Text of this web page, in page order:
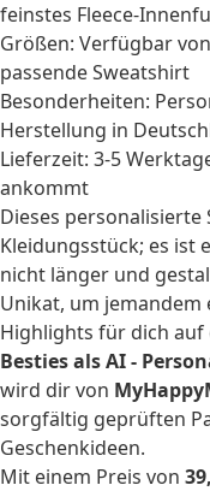
feinstes Fleece-
Größen: Verfügbar
passende Sweatshirt
Besonderheiten:
Herstellung in
Lieferzeit: 3-5
ankommt
Dieses
Kleidungsstück; es ist
nicht länger und
Unikat, um jemandem
Highlights für dich auf
Besties als AI -
wird dir von
sorgfältig geprüften
Geschenkideen.
Mit einem Preis von